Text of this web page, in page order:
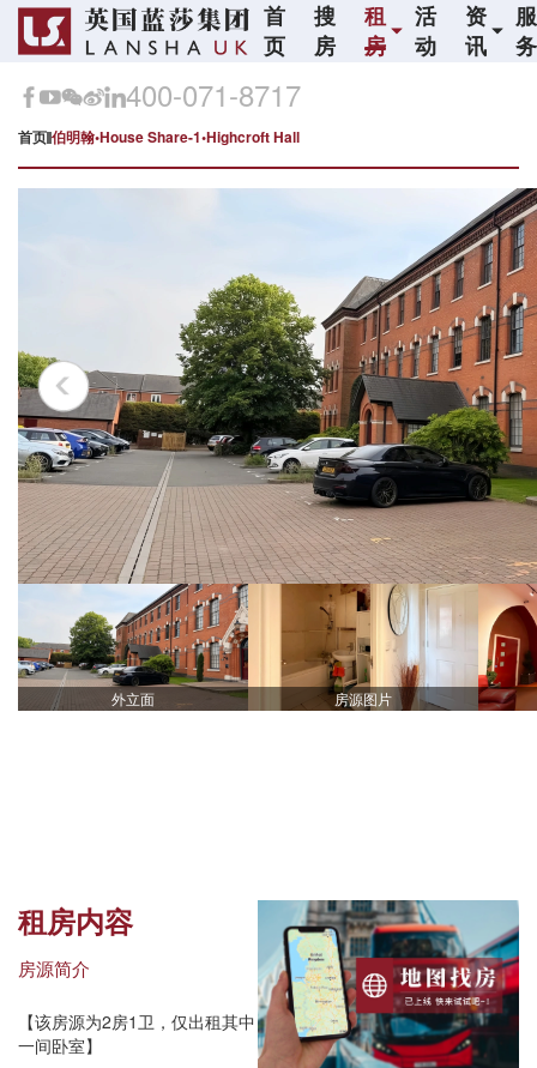
首
页
搜
房
租
房
活
动
资
讯
服
务
400-071-8717
首页 伯明翰•House Share-1•Highcroft Hall
外立面 房源图片
租房内容
房源简介
【该房源为2房1卫，仅出租其中
一间卧室】